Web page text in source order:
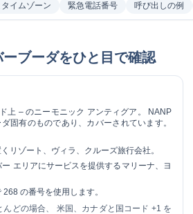
イムゾーン 緊急電話番号 呼び出しの例
ブーダをひと目で確認
上 – のニーモニック アンティグア 。 NANP
固有のものであり、カバーされています。
リゾート、ヴィラ、クルーズ旅行会社。
エリアにサービスを提供するマリーナ、ヨ
の番号を使用します。
どの場合、 米国、カナダと国コード +1 を